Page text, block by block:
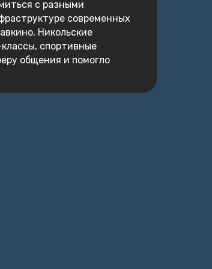
с разными
современных
Никольские
спортивные
общения и помогло